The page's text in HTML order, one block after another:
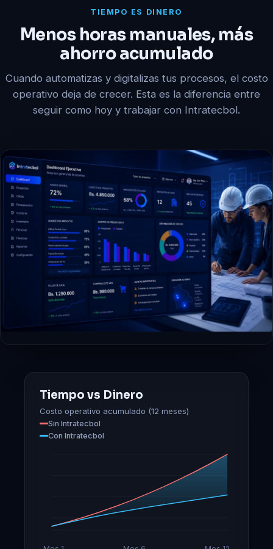
TIEMPO ES DINERO
Menos horas manuales, más
ahorro acumulado
Cuando automatizas y digitalizas tus procesos, el costo
operativo deja de crecer. Esta es la diferencia entre
seguir como hoy y trabajar con Intratecbol.
Tiempo vs Dinero
Costo operativo acumulado (12 meses)
Sin Intratecbol
Con Intratecbol